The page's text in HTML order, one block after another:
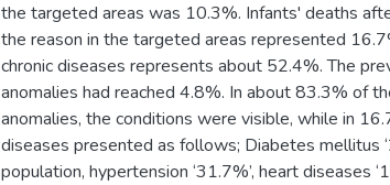
the targeted areas was 10.3%. Infants' deaths
the reason in the targeted areas represented
chronic diseases represents about 52.4%. The
anomalies had reached 4.8%. In about 83.3% of
anomalies, the conditions were visible, while in
diseases presented as follows; Diabetes mellitus
population, hypertension ‘31.7%’, heart diseases